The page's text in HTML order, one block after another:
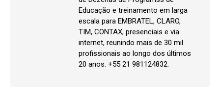
Educação e treinamento em larga
escala para EMBRATEL, CLARO,
TIM, CONTAX, presenciais e via
internet, reunindo mais de 30 mil
profissionais ao longo dos últimos
20 anos. +55 21 981124832.